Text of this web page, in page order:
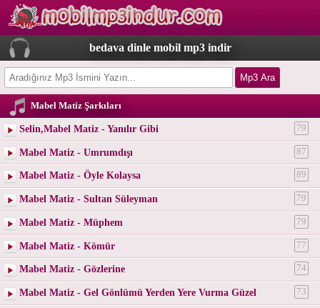
bedava dinle mobil mp3 indir
Mabel Matiz Şarkıları
Selin,Mabel Matiz - Yanılır Gibi 79
Mabel Matiz - Umrumdışı 87
Mabel Matiz - Öyle Kolaysa 89
Mabel Matiz - Sultan Süleyman 79
Mabel Matiz - Müphem 79
Mabel Matiz - Kömür 77
Mabel Matiz - Gözlerine 74
Mabel Matiz - Gel Gönlümü Yerden Yere Vurma Güzel 73